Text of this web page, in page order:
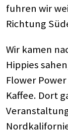
fuhren wir
Richtung
Wir kamen
Hippies
Flower
Kaffee. Dort